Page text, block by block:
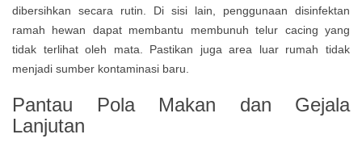
dibersihkan secara rutin. Di sisi lain, penggunaan disinfektan
ramah hewan dapat membantu membunuh telur cacing yang
tidak terlihat oleh mata. Pastikan juga area luar rumah tidak
menjadi sumber kontaminasi baru.
Pantau Pola Makan dan Gejala
Lanjutan